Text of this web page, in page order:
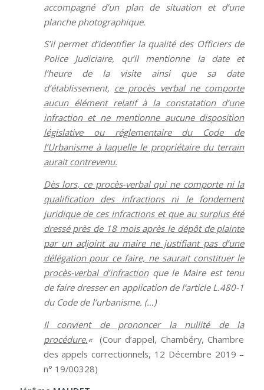
accompagné d’un plan de situation et d’une
planche photographique.
S’il permet d’identifier la qualité des Officiers de
Police Judiciaire, qu’il mentionne la date et
l’heure de la visite ainsi que sa date
d’établissement, ce procès verbal ne comporte
aucun élément relatif à la constatation d’une
infraction et ne mentionne aucune disposition
législative ou réglementaire du Code de
l’Urbanisme à laquelle le propriétaire du terrain
aurait contrevenu.
Dès lors, ce procès-verbal qui ne comporte ni la
qualification des infractions ni le fondement
juridique de ces infractions et que au surplus été
dressé près de 18 mois après le dépôt de plainte
par un adjoint au maire ne justifiant pas d’une
délégation pour ce faire, ne saurait constituer le
procès-verbal d’infractionque le Maire est tenu
de faire dresser en application de l’article L.480-1
du Code de l’urbanisme. (…)
Il convient de prononcer la nullité de la
procédure.« (Cour d’appel, Chambéry, Chambre
des appels correctionnels, 12 Décembre 2019 –
n° 19/00328)